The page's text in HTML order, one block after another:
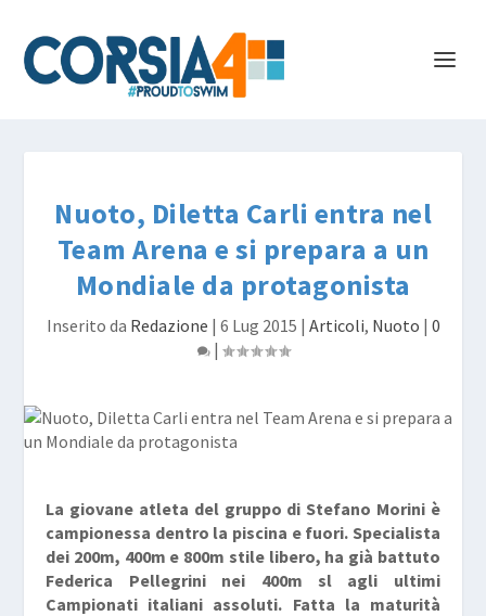
Nuoto, Diletta Carli entra nel
Team Arena e si prepara a un
Mondiale da protagonista
Inserito da Redazione | 6 Lug 2015 | Articoli, Nuoto | 0
|
La giovane atleta del gruppo di Stefano Morini è
campionessa dentro la piscina e fuori. Specialista
dei 200m, 400m e 800m stile libero, ha già battuto
Federica Pellegrini nei 400m sl agli ultimi
Campionati italiani assoluti. Fatta la maturità